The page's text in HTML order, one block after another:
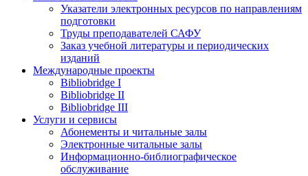
Указатели электронных ресурсов по направлениям
подготовки
Труды преподавателей САФУ
Заказ учебной литературы и периодических
изданий
Международные проекты
Bibliobridge I
Bibliobridge II
Bibliobridge III
Услуги и сервисы
Абонементы и читальные залы
Электронные читальные залы
Информационно-библиографическое
обслуживание